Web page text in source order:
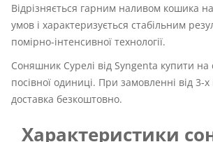
Відрізняється гарним наливом кошика
умов і характеризується стабільним
помірно-інтенсивної технології.
Соняшник Сурелі від Syngenta купити на
посівної одиниці. При замовленні від 3-х
доставка безкоштовно.
Характеристики